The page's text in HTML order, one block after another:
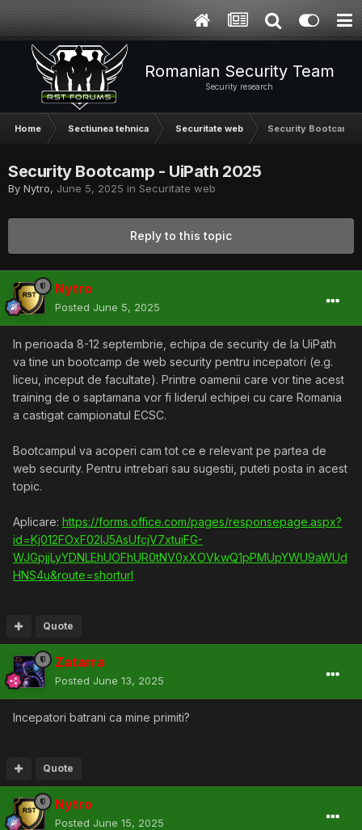
Romanian Security Team
Security research
Home Sectiunea tehnica Securitate web Security Bootcamp
Security Bootcamp - UiPath 2025
By Nytro, June 5, 2025 in Securitate web
Reply to this topic
Nytro
Posted June 5, 2025
In perioada 8-12 septembrie, echipa de security de la UiPath
va tine un bootcamp de web security pentru incepatori (e.g.
liceu, inceput de facultate). Printre oamenii care vor tine acest
training de o saptamana vor fi liderul echipei cu care Romania
a castigat campionatul ECSC.
Bootcampul va acoperi cam tot ce e relevant pe partea de
web security. Pentru intrebari sau sugestii, puteti posta in acest
topic.
Aplicare: https://forms.office.com/pages/responsepage.aspx?
id=Kj012FOxF02IJ5AsUfcjV7xtuiFG-
WJGpjjLyYDNLEhUOFhUR0tNV0xXOVkwQ1pPMUpYWU9aWUd
HNS4u&route=shorturl
Quote
Zatarra
Posted June 13, 2025
Incepatori batrani ca mine primiti?
Quote
Nytro
Posted June 15, 2025